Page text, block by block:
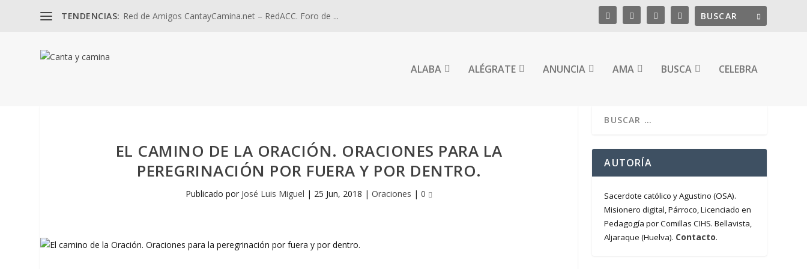
TENDENCIAS: Red de Amigos CantayCamina.net – RedACC. Foro de ...
ALABA ALÉGRATE ANUNCIA AMA BUSCA CELEBRA
EL CAMINO DE LA ORACIÓN. ORACIONES PARA LA
PEREGRINACIÓN POR FUERA Y POR DENTRO.
Publicado por José Luis Miguel | 25 Jun, 2018 |Oraciones |0
AUTORÍA
Sacerdote católico y Agustino (OSA).
Misionero digital, Párroco, Licenciado en
Pedagogía por Comillas CIHS. Bellavista,
Aljaraque (Huelva). Contacto.